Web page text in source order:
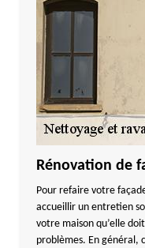
Rénovation de
Pour refaire votre
accueillir un entretien
votre maison qu’elle
problèmes. En